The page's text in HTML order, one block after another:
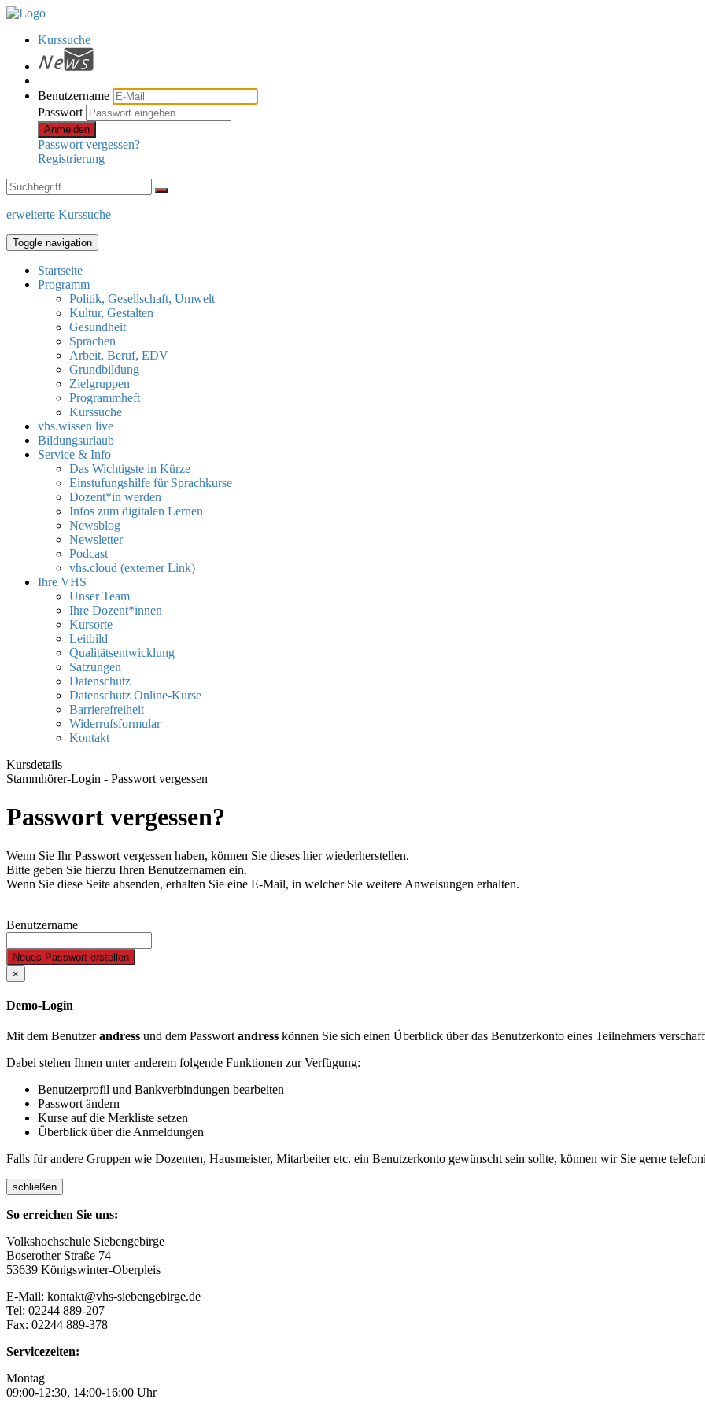
Kurssuche
Benutzername
Passwort
Anmelden
Passwort vergessen?
Registrierung
erweiterte Kurssuche
Toggle navigation
Startseite
Programm
Politik, Gesellschaft, Umwelt
Kultur, Gestalten
Gesundheit
Sprachen
Arbeit, Beruf, EDV
Grundbildung
Zielgruppen
Programmheft
Kurssuche
vhs.wissen live
Bildungsurlaub
Service & Info
Das Wichtigste in Kürze
Einstufungshilfe für Sprachkurse
Dozent*in werden
Infos zum digitalen Lernen
Newsblog
Newsletter
Podcast
vhs.cloud (externer Link)
Ihre VHS
Unser Team
Ihre Dozent*innen
Kursorte
Leitbild
Qualitätsentwicklung
Satzungen
Datenschutz
Datenschutz Online-Kurse
Barrierefreiheit
Widerrufsformular
Kontakt
Kursdetails
Stammhörer-Login - Passwort vergessen
Passwort vergessen?
Wenn Sie Ihr Passwort vergessen haben, können Sie dieses hier wiederherstellen.
Bitte geben Sie hierzu Ihren Benutzernamen ein.
Wenn Sie diese Seite absenden, erhalten Sie eine E-Mail, in welcher Sie weitere Anweisungen erhalten.
Benutzername
Neues Passwort erstellen
×
Demo-Login
Mit dem Benutzerandress und dem Passwortandress können Sie sich einen Überblick über das Benutzerkonto eines Teilnehmers
Dabei stehen Ihnen unter anderem folgende Funktionen zur Verfügung:
Benutzerprofil und Bankverbindungen bearbeiten
Passwort ändern
Kurse auf die Merkliste setzen
Überblick über die Anmeldungen
Falls für andere Gruppen wie Dozenten, Hausmeister, Mitarbeiter etc. ein Benutzerkonto gewünscht sein sollte, können wir Sie gerne
schließen
So erreichen Sie uns:
Volkshochschule Siebengebirge
Boserother Straße 74
53639 Königswinter-Oberpleis
E-Mail: kontakt@vhs-siebengebirge.de
Tel: 02244 889-207
Fax: 02244 889-378
Servicezeiten:
Montag
09:00-12:30, 14:00-16:00 Uhr